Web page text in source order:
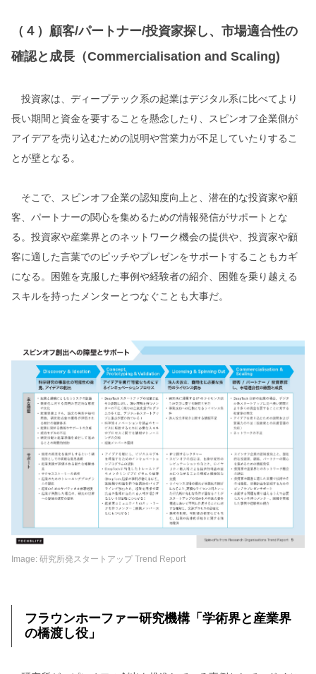
（４）顧客/パートナー/投資家探し、市場適合性の
確認と成長（Commercialisation and Scaling)
投資家は、ディープテック系の起業はデジタル系に比べてより
長い期間と資金を要することを懸念したり、スピンオフ企業側が
アイデアを売り込むための説明や営業力が不足していたりするこ
とが壁となる。
そこで、スピンオフ企業の認知度向上と、潜在的な投資家や顧
客、パートナーの関心を集めるための情報発信がサポートとな
る。投資家や産業界とのネットワーク機会の提供や、投資家や顧
客に適した言葉でのピッチやプレゼンをサポートすることもカギ
になる。困難を克服した事例や経験者の紹介、困難を乗り越える
スキルを持ったメンターとつなぐことも大事だ。
Image: 研究所発スタートアップ Trend Report
フラウンホーファー研究機構「学術界と産業界
の橋渡し役」